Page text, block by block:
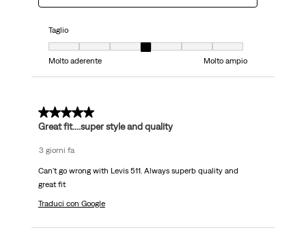
Taglio
Taglio, 4 su 7, dove 1 è uguale a Molto aderente e 7 è uguale a Molto
Molto aderente
Molto ampio
5 su 5 stelle.
Great fit....super style and quality
3 giorni fa
Can't go wrong with Levis 511. Always superb quality and
great fit
Traduci con Google